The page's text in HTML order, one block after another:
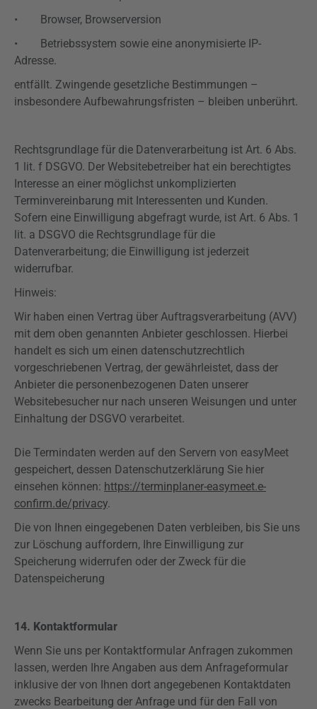
• Browser, Browserversion
• Betriebssystem sowie eine anonymisierte IP-
Adresse.
entfällt. Zwingende gesetzliche Bestimmungen –
insbesondere Aufbewahrungsfristen – bleiben unberührt.
Rechtsgrundlage für die Datenverarbeitung ist Art. 6 Abs.
1 lit. f DSGVO. Der Websitebetreiber hat ein berechtigtes
Interesse an einer möglichst unkomplizierten
Terminvereinbarung mit Interessenten und Kunden.
Sofern eine Einwilligung abgefragt wurde, ist Art. 6 Abs. 1
lit. a DSGVO die Rechtsgrundlage für die
Datenverarbeitung; die Einwilligung ist jederzeit
widerrufbar.
Hinweis:
Wir haben einen Vertrag über Auftragsverarbeitung (AVV)
mit dem oben genannten Anbieter geschlossen. Hierbei
handelt es sich um einen datenschutzrechtlich
vorgeschriebenen Vertrag, der gewährleistet, dass der
Anbieter die personenbezogenen Daten unserer
Websitebesucher nur nach unseren Weisungen und unter
Einhaltung der DSGVO verarbeitet.
Die Termindaten werden auf den Servern von easyMeet
gespeichert, dessen Datenschutzerklärung Sie hier
einsehen können: https://terminplaner-easymeet.e-
confirm.de/privacy.
Die von Ihnen eingegebenen Daten verbleiben, bis Sie uns
zur Löschung auffordern, Ihre Einwilligung zur
Speicherung widerrufen oder der Zweck für die
Datenspeicherung
14. Kontaktformular
Wenn Sie uns per Kontaktformular Anfragen zukommen
lassen, werden Ihre Angaben aus dem Anfrageformular
inklusive der von Ihnen dort angegebenen Kontaktdaten
zwecks Bearbeitung der Anfrage und für den Fall von